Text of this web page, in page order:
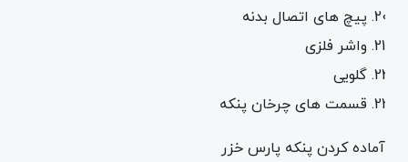
پیچ های اتصال بدنه
واشر فلزی
گلویی
قسمت های چرخان پنکه
آماده کردن پنکه پارس خزر